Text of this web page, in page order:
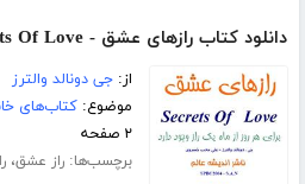
دانلود کتاب رازهای عشق - Secrets Of Love
از:جی دونالد والترز
موضوع:کتاب‌های
۲ صفحه
برچسب‌ها:راز عشق،